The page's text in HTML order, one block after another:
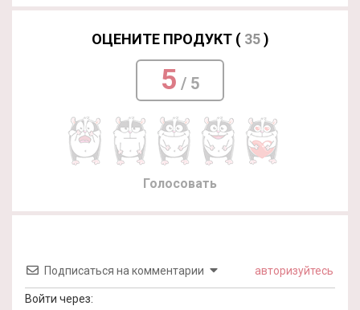
ОЦЕНИТЕ ПРОДУКТ ( 35)
5 / 5
Голосовать
Подписаться на комментарии авторизуйтесь
Войти через: